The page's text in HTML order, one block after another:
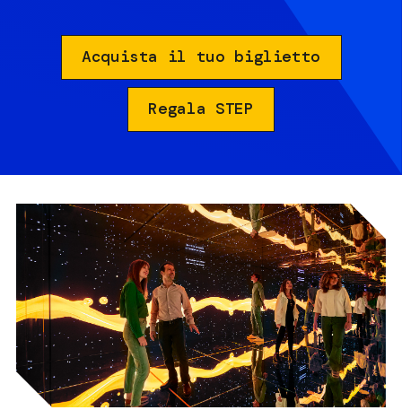
Acquista il tuo biglietto
Regala STEP